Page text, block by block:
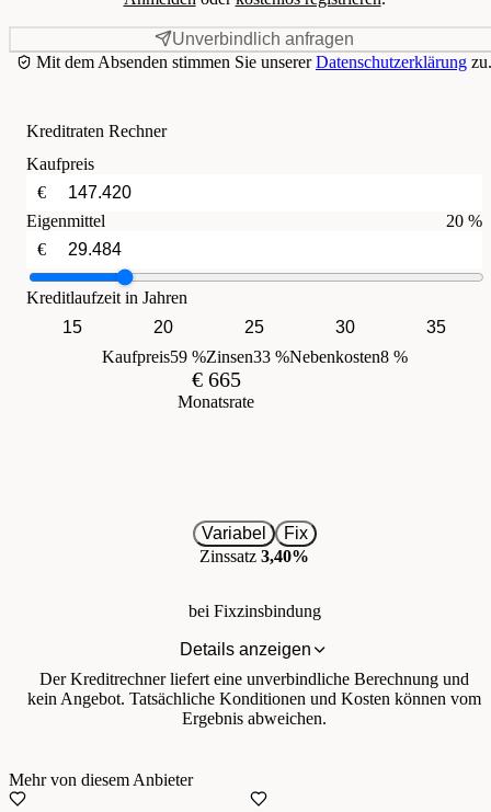
Unverbindlich anfragen
Mit dem Absenden stimmen Sie unsererDatenschutzerklärung zu.
Kreditraten Rechner
Kaufpreis
€
Eigenmittel
20 %
€
Kreditlaufzeit in Jahren
15
20 25 30
35
Kaufpreis59 %Zinsen33 %Nebenkosten8 %
€ 665
Monatsrate
Variabel
Fix
Zinssatz 3,40%
bei Fixzinsbindung
Details anzeigen
Der Kreditrechner liefert eine unverbindliche Berechnung und
kein Angebot. Tatsächliche Konditionen und Kosten können vom
Ergebnis abweichen.
Mehr von diesem Anbieter